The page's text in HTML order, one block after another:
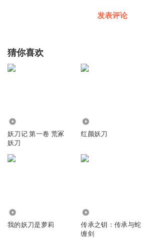
发表评论
猜你喜欢
妖刀记 第一卷 荒冢
妖刀
红颜妖刀
我的妖刀是萝莉
传承之钥：传承与蛇
缠剑